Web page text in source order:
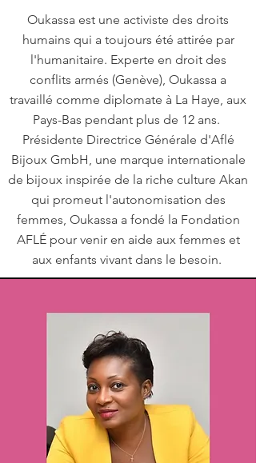
Oukassa est une activiste des droits
humains qui a toujours été attirée par
l'humanitaire. Experte en droit des
conflits armés (Genève), Oukassa a
travaillé comme diplomate à La Haye, aux
Pays-Bas pendant plus de 12 ans.
Présidente Directrice Générale d'Aflé
Bijoux GmbH, une marque internationale
de bijoux inspirée de la riche culture Akan
qui promeut l'autonomisation des
femmes, Oukassa a fondé la Fondation
AFLÉ pour venir en aide aux femmes et
aux enfants vivant dans le besoin.